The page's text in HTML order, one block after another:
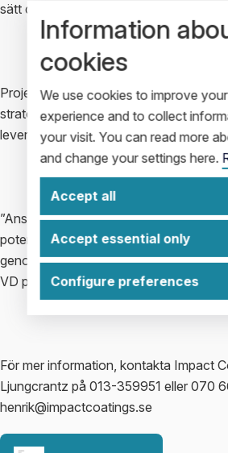
sätt designa dem för ett antal olika
Projektet utgör en viktig del i Impact
strategi att utveckla och försvara en
leverantör av PVD-beläggningar för
”Anslaget är ytterligare en stark
potential samt på att konsortiets
genomförts enligt förväntningarna”
VD på Impact Coatings.
För mer information, kontakta Impact
Ljungcrantz på 013-359951 eller 070
henrik@impactcoatings.se
Information
cookies
We use cookies to improve
experience and to collect
your visit. You can read more
and change your settings here.
Accept all
Accept essential only
Configure preferences